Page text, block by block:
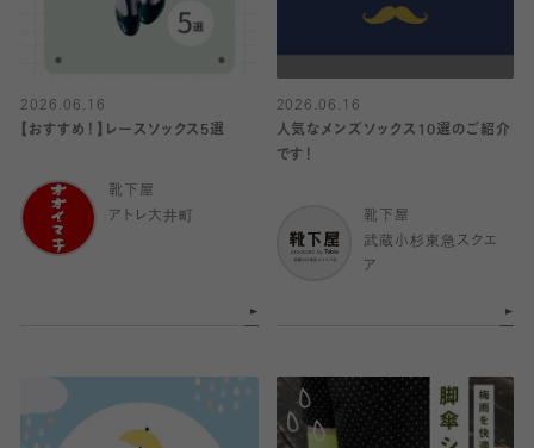
2026.06.16
【おすすめ！】レースソックス5選
靴下屋
アトレ大井町
2026.06.16
人気なメンズソックス10選のご紹介
です！
靴下屋
武蔵小杉東急スクエ
ア